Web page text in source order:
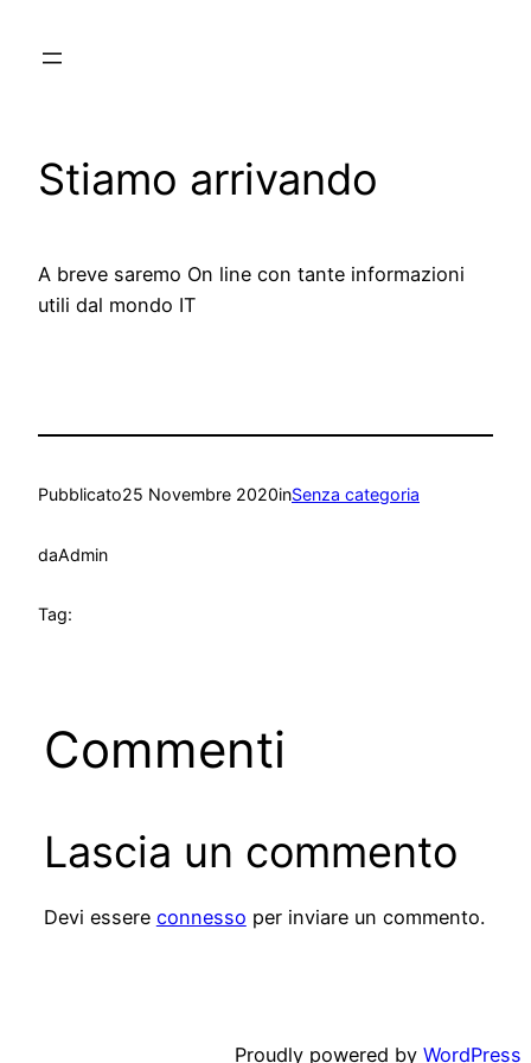
Stiamo arrivando
A breve saremo On line con tante informazioni
utili dal mondo IT
Pubblicato25 Novembre 2020inSenza categoria
daAdmin
Tag:
Commenti
Lascia un commento
Devi essere connesso per inviare un commento.
Proudly powered by WordPress